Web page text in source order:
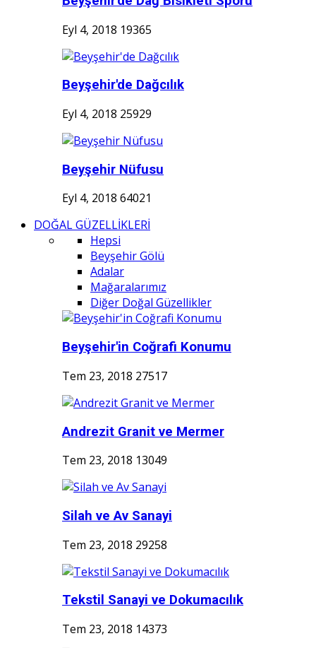
Eyl 4, 2018 19365
Beyşehir'de Dağcılık
Eyl 4, 2018 25929
Beyşehir Nüfusu
Eyl 4, 2018 64021
DOĞAL GÜZELLİKLERİ
Hepsi
Beyşehir Gölü
Adalar
Mağaralarımız
Diğer Doğal Güzellikler
Beyşehir'in Coğrafi Konumu
Tem 23, 2018 27517
Andrezit Granit ve Mermer
Tem 23, 2018 13049
Silah ve Av Sanayi
Tem 23, 2018 29258
Tekstil Sanayi ve Dokumacılık
Tem 23, 2018 14373